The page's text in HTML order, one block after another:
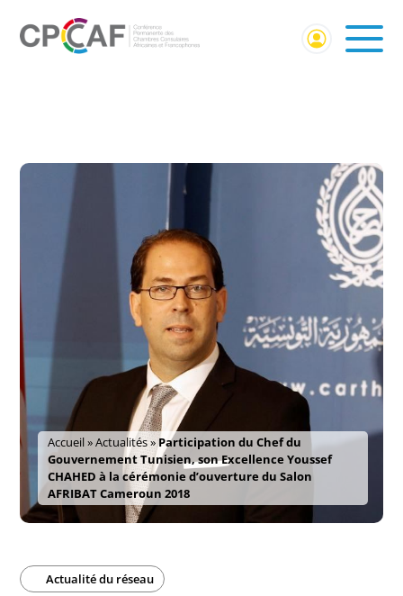
Accueil»Actualités»Participation du Chef du
Gouvernement Tunisien, son Excellence Youssef
CHAHED à la cérémonie d’ouverture du Salon
AFRIBAT Cameroun 2018
Actualité du réseau